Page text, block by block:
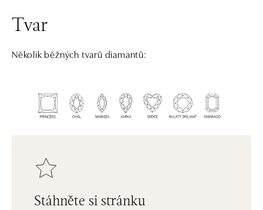
Tvar
Několik běžných tvarů diamantů:
Stáhněte si stránku